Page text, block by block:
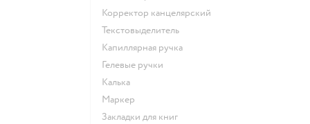
Корректор канцелярский
Текстовыделитель
Капиллярная ручка
Гелевые ручки
Калька
Маркер
Закладки для книг